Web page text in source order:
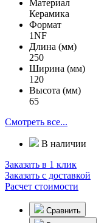
Материал
Керамика
Формат
1NF
Длина (мм)
250
Ширина (мм)
120
Высота (мм)
65
Смотреть все...
В наличии
Заказать в 1 клик
Заказать с доставкой
Расчет стоимости
Сравнить